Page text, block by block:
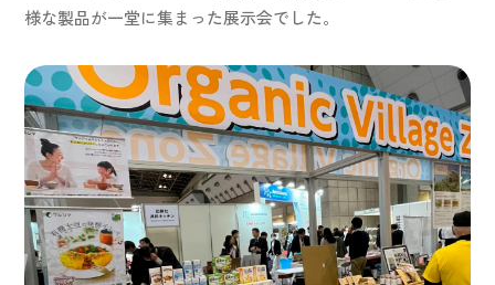
様な製品が一堂に集まった展示会でした。